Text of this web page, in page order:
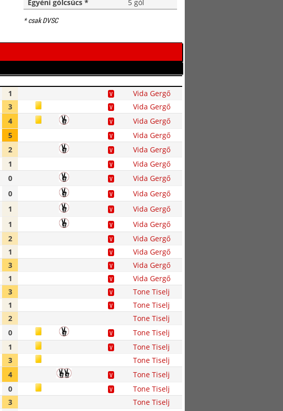
Egyéni gólcsúcs *
5 gól
* csak DVSC
1 V
Vida Gergő
3 V
Vida Gergő
4 V
Vida Gergő
5 V
Vida Gergő
2 V
Vida Gergő
1 V
Vida Gergő
0 V
Vida Gergő
0 V
Vida Gergő
1 V
Vida Gergő
1 V
Vida Gergő
2 V
Vida Gergő
1 V
Vida Gergő
3 V
Vida Gergő
1 V
Vida Gergő
3 V
Tone Tiselj
1 V
Tone Tiselj
2
Tone Tiselj
0 V
Tone Tiselj
1 V
Tone Tiselj
3
Tone Tiselj
4 V
Tone Tiselj
0 V
Tone Tiselj
3
Tone Tiselj